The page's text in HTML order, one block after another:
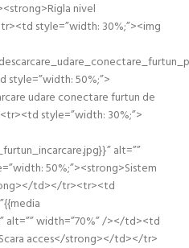
nivel
style=”width: 30%;”><img
style=”width: 50%;”>
udare conectare furtun de
style=”width: 30%;”>
alt=””
50%;”><strong>Sistem
td></tr><tr><td
alt=”” width=”70%” /></td><td
acces</strong></td></tr>